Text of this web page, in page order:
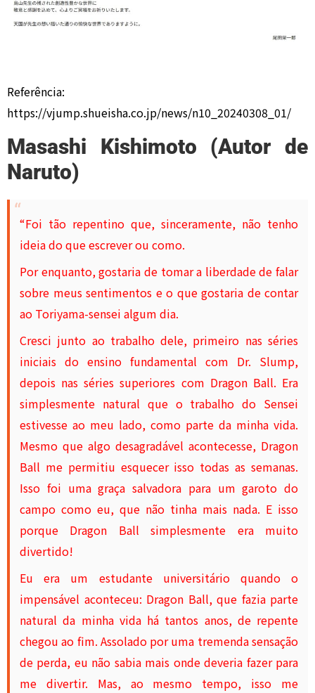
Referência:
https://vjump.shueisha.co.jp/news/n10_20240308_01/
Masashi Kishimoto (Autor de
Naruto)
“Foi tão repentino que, sinceramente, não tenho
ideia do que escrever ou como.
Por enquanto, gostaria de tomar a liberdade de falar
sobre meus sentimentos e o que gostaria de contar
ao Toriyama-sensei algum dia.
Cresci junto ao trabalho dele, primeiro nas séries
iniciais do ensino fundamental com Dr. Slump,
depois nas séries superiores com Dragon Ball. Era
simplesmente natural que o trabalho do Sensei
estivesse ao meu lado, como parte da minha vida.
Mesmo que algo desagradável acontecesse, Dragon
Ball me permitiu esquecer isso todas as semanas.
Isso foi uma graça salvadora para um garoto do
campo como eu, que não tinha mais nada. E isso
porque Dragon Ball simplesmente era muito
divertido!
Eu era um estudante universitário quando o
impensável aconteceu: Dragon Ball, que fazia parte
natural da minha vida há tantos anos, de repente
chegou ao fim. Assolado por uma tremenda sensação
de perda, eu não sabia mais onde deveria fazer para
me divertir. Mas, ao mesmo tempo, isso me